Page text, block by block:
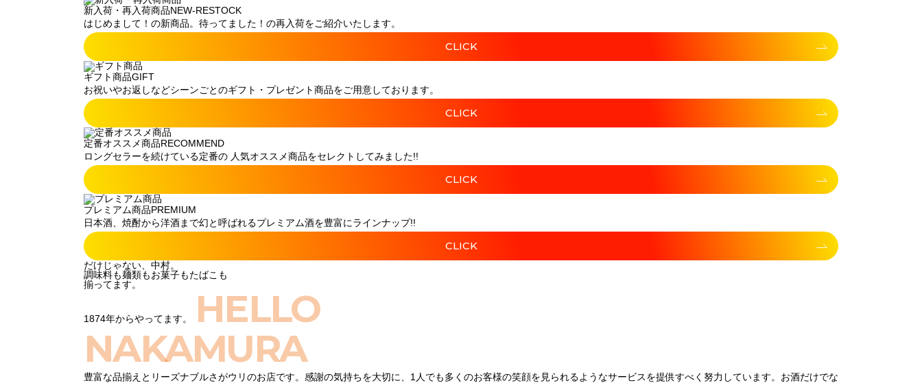
新入荷・再入荷商品NEW-RESTOCK
はじめまして！の新商品。待ってました！の再入荷をご紹介いたします。
CLICK
ギフト商品GIFT
お祝いやお返しなどシーンごとのギフト・プレゼント商品をご用意しております。
CLICK
定番オススメ商品RECOMMEND
ロングセラーを続けている定番の 人気オススメ商品をセレクトしてみました!!
CLICK
プレミアム商品PREMIUM
日本酒、焼酎から洋酒まで幻と呼ばれるプレミアム酒を豊富にラインナップ!!
CLICK
だけじゃない、中村。
調味料も麺類もお菓子もたばこも
揃ってます。
1874年からやってます。
HELLO
NAKAMURA
豊富な品揃えとリーズナブルさがウリのお店です。感謝の気持ちを大切に、1人でも多くのお客様の笑顔を見られるようなサービスを提供すべく努力しています。お酒だけでな